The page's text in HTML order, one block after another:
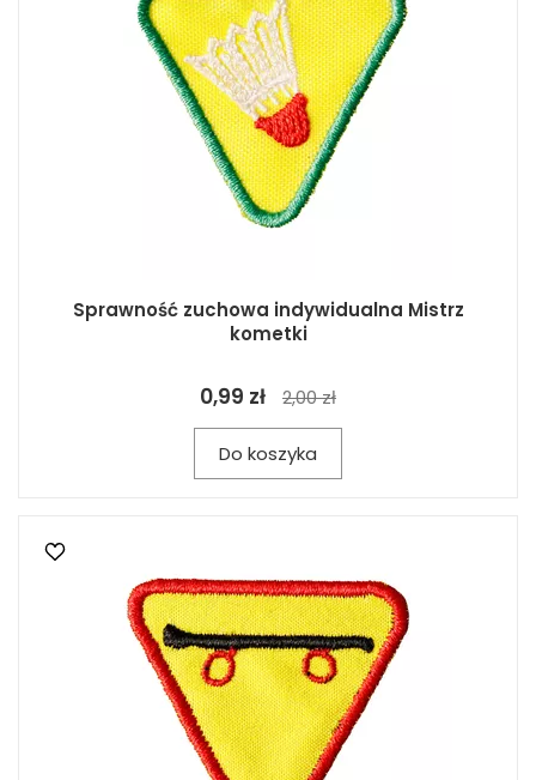
Sprawność zuchowa indywidualna Mistrz
kometki
0,99 zł 2,00 zł
Do koszyka